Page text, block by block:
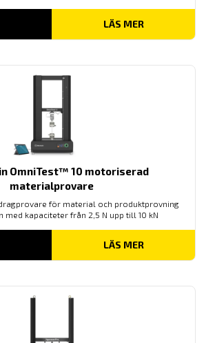
LÄS MER
OmniTest™ 10 motoriserad
materialprovare
för material och produktprovning
med kapaciteter från 2,5 N upp till 10 kN
LÄS MER